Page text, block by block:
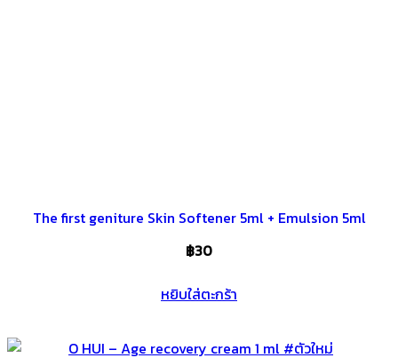
The first geniture Skin Softener 5ml + Emulsion 5ml
฿30
หยิบใส่ตะกร้า